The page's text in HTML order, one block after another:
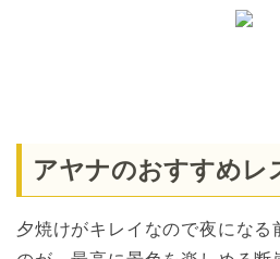
アヤナのおすすめレ
夕焼けがキレイなので夜になる